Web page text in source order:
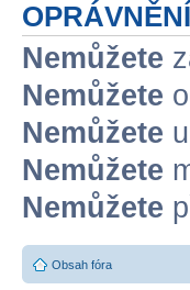
Nemůžete
Nemůžete
Nemůžete
Nemůžete
Nemůžete
Obsah fóra